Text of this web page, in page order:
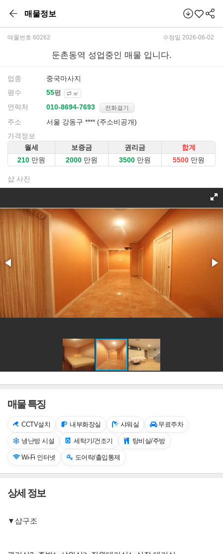
매물정보
매물번호 60262 수정일 2026-06-02
둔촌동역 성업중인 매물 입니다.
업종
중국마사지
평수
평 ㎡
연락처 전화걸기
주소
서울 강동구 **** (주소비공개)
가격정보
월세
보증금 권리금
합계
만원
만원 만원 만원
샵 사진
매물 특징
CCTV설치 내부화장실 샤워실 무료주차
냉난방 시설 세탁기/건조기 탕비실/주방
Wi-Fi 인터넷 도어락/출입통제
상세 정보
▼샵구조